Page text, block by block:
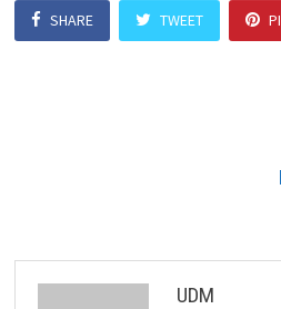
SHARE TWEET
UDM